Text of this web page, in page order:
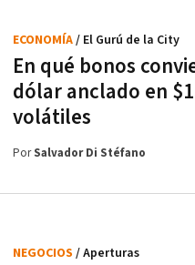
En qué bonos
dólar anclado en
volátiles
ECONOMÍA/ El Gurú de la City
PorSalvador Di Stéfano
NEGOCIOS / Aperturas